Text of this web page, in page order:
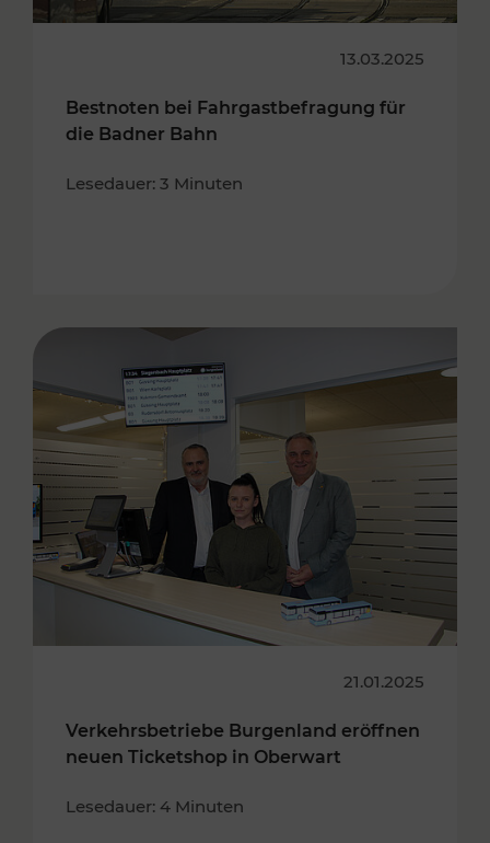
13.03.2025
Bestnoten bei Fahrgastbefragung für
die Badner Bahn
Lesedauer: 3 Minuten
21.01.2025
Verkehrsbetriebe Burgenland eröffnen
neuen Ticketshop in Oberwart
Lesedauer: 4 Minuten